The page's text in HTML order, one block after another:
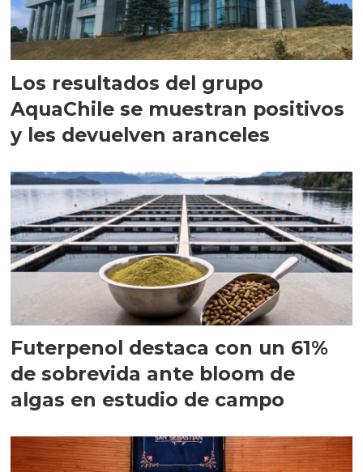
Los resultados del grupo
AquaChile se muestran positivos
y les devuelven aranceles
Futerpenol destaca con un 61%
de sobrevida ante bloom de
algas en estudio de campo